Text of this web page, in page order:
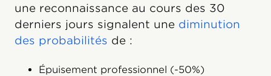
une reconnaissance au cours des 30
derniers jours signalent une diminution
des probabilités de :
Épuisement professionnel (-50%)